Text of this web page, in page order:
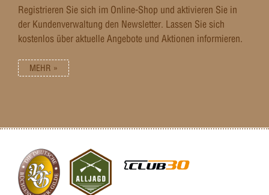
Registrieren Sie sich im Online-Shop und aktivieren Sie in
der Kundenverwaltung den Newsletter. Lassen Sie sich
kostenlos über aktuelle Angebote und Aktionen informieren.
MEHR »